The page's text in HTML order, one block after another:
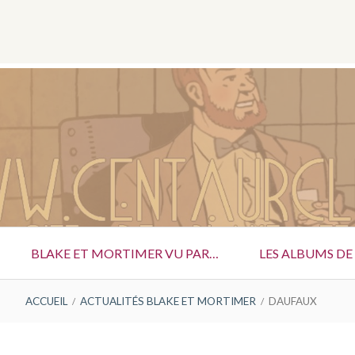
BLAKE ET MORTIMER VU PAR… LES ALBUMS
ACCUEIL ACTUALITÉS BLAKE ET MORTIMER DAUFAUX